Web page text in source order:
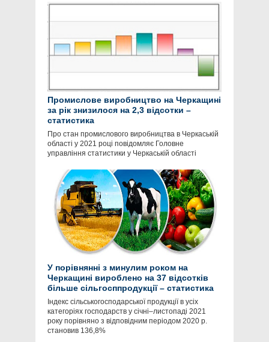
Промислове виробництво на Черкащині
за рік знизилося на 2,3 відсотки –
статистика
Про стан промислового виробництва в Черкаській
області у 2021 році повідомляє Головне
управління статистики у Черкаській області
У порівнянні з минулим роком на
Черкащині вироблено на 37 відсотків
більше сільгосппродукції – статистика
Індекс сільськогосподарської продукції в усіх
категоріях господарств у січні–листопаді 2021
року порівняно з відповідним періодом 2020 р.
становив 136,8%